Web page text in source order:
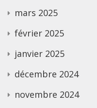
mars 2025
février 2025
janvier 2025
décembre 2024
novembre 2024